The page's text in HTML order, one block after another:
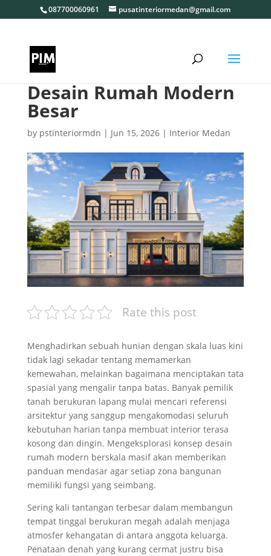
087700060961 pusatinteriormedan@gmail.com
Desain Rumah Modern
Besar
by pstinteriormdn | Jun 15, 2026| Interior Medan
Rate this post
Menghadirkan sebuah hunian dengan skala luas kini
tidak lagi sekadar tentang memamerkan
kemewahan, melainkan bagaimana menciptakan tata
spasial yang mengalir tanpa batas. Banyak pemilik
tanah berukuran lapang mulai mencari referensi
arsitektur yang sanggup mengakomodasi seluruh
kebutuhan harian tanpa membuat interior terasa
kosong dan dingin. Mengeksplorasi konsep desain
rumah modern berskala masif akan memberikan
panduan mendasar agar setiap zona bangunan
memiliki fungsi yang seimbang.
Sering kali tantangan terbesar dalam membangun
tempat tinggal berukuran megah adalah menjaga
atmosfer kehangatan di antara anggota keluarga.
Penataan denah yang kurang cermat justru bisa